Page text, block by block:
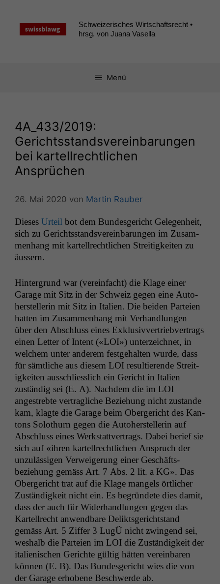
springen
Schweizerisches Wirtschaftsrecht •
hrsg. von Juana Vasella
Menü
4A_433/2019:
Gerichtsstandsvereinbarungen
bei kartellrechtlichen
Ansprüchen
26. Mai 2020 von Martin Rauber
Dieses Urteil bot dem Bun­des­gericht Gele­gen­heit,
sich zu Gerichts­standsvere­in­barun­gen im Zusam­
men­hang mit kartell­rechtlichen Stre­it­igkeit­en zu
äussern.
Hin­ter­grund war (vere­in­facht) die Klage ein­er
Garage mit Sitz in der Schweiz gegen eine Auto­
her­stel­lerin mit Sitz in Ital­ien. Die bei­den Parteien
hat­ten im Zusam­men­hang mit Ver­hand­lun­gen
über den Abschluss eines Exk­lu­sivver­trieb­ver­trags
einen Let­ter of Intent («LOI») unterze­ich­net, in
welchem unter anderem fest­ge­hal­ten wurde, dass
für sämtliche aus diesem LOI resul­tierende Stre­it­
igkeit­en auss­chliesslich ein Gericht in Ital­ien
zuständig sei (E. A). Nach­dem die im LOI
angestrebte ver­tragliche Beziehung nicht zus­tande
kam, klagte die Garage beim Oberg­ericht des Kan­
tons Solothurn gegen die Auto­her­stel­lerin auf
Abschluss eines Werk­stattver­trags. Dabei berief sie
sich auf «ihren kartell­rechtlichen Anspruch der
unzuläs­si­gen Ver­weigerung ein­er Geschäfts­
beziehung gemäss Art. 7 Abs. 2 lit. a KG». Das
Oberg­ericht trat auf die Klage man­gels örtlich­er
Zuständigkeit nicht ein. Es begrün­dete dies damit,
dass der auch für Wider­hand­lun­gen gegen das
Kartell­recht anwend­bare Delik­ts­gericht­stand
gemäss Art. 5 Zif­fer 3 LugÜ nicht zwin­gend sei,
weshalb die Parteien im LOI die Zuständigkeit der
ital­ienis­chen Gerichte gültig hät­ten vere­in­baren
kön­nen (E. B). Das Bun­des­gericht wies die von
der Garage erhobene Beschw­erde ab.